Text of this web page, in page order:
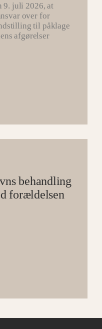
9. juli 2026, at
over for
til påklage
afgørelser
behandling
forældelsen